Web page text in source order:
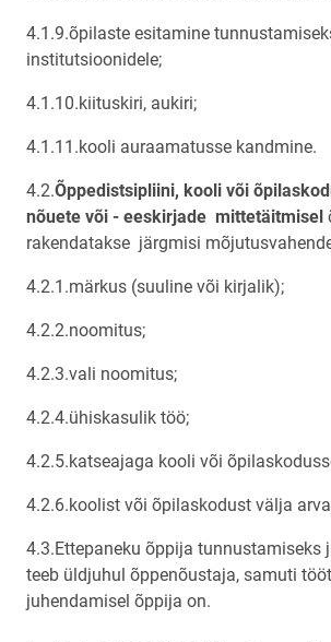
4.1.9.õpilaste esitamine
institutsioonidele;
4.1.10.kiituskiri, aukiri;
4.1.11.kooli auraamatusse kandmine.
4.2.Õppedistsipliini, kooli või
nõuete või - eeskirjade mittetäitmisel
rakendatakse järgmisi
4.2.1.märkus (suuline või kirjalik);
4.2.2.noomitus;
4.2.3.vali noomitus;
4.2.4.ühiskasulik töö;
4.2.5.katseajaga kooli või
4.2.6.koolist või õpilaskodust välja
4.3.Ettepaneku õppija tunnustamiseks
teeb üldjuhul õppenõustaja, samuti
juhendamisel õppija on.